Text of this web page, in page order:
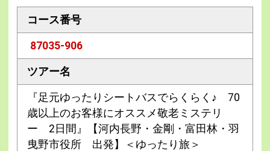
コース番号
87035-906
ツアー名
『足元ゆったりシートバスでらくらく♪ 70
歳以上のお客様にオススメ敬老ミステリ
ー 2日間』【河内長野・金剛・富田林・羽
曳野市役所 出発】＜ゆったり旅＞